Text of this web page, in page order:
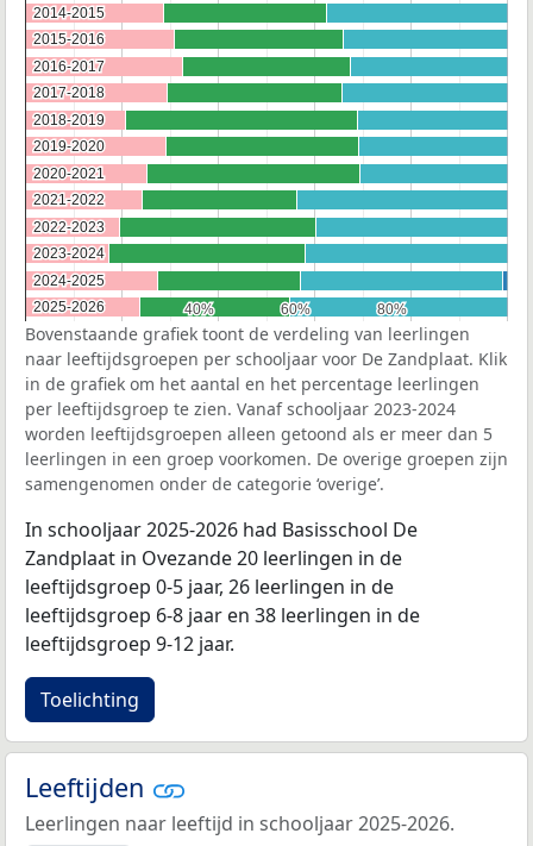
40%
40% 60%
60% 80%
80%
2014-2015
2014-2015
2015-2016
2015-2016
2016-2017
2016-2017
2017-2018
2017-2018
2018-2019
2018-2019
2019-2020
2019-2020
2020-2021
2020-2021
2021-2022
2021-2022
2022-2023
2022-2023
2023-2024
2023-2024
2024-2025
2024-2025
2025-2026
2025-2026
Bovenstaande grafiek toont de verdeling van leerlingen
naar leeftijdsgroepen per schooljaar voor De Zandplaat. Klik
in de grafiek om het aantal en het percentage leerlingen
per leeftijdsgroep te zien. Vanaf schooljaar 2023-2024
worden leeftijdsgroepen alleen getoond als er meer dan 5
leerlingen in een groep voorkomen. De overige groepen zijn
samengenomen onder de categorie ‘overige’.
In schooljaar 2025-2026 had Basisschool De
Zandplaat in Ovezande 20 leerlingen in de
leeftijdsgroep 0-5 jaar, 26 leerlingen in de
leeftijdsgroep 6-8 jaar en 38 leerlingen in de
leeftijdsgroep 9-12 jaar.
Toelichting
Leeftijden
Leerlingen naar leeftijd in schooljaar 2025-2026.